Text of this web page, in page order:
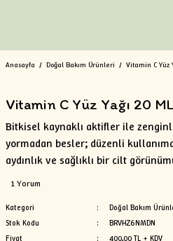
Anasayfa Doğal Bakım Ürünleri Vitamin C Yüz
Vitamin C Yüz Yağı 20 ML
Bitkisel kaynaklı aktifler ile
yormadan besler; düzenli
aydınlık ve sağlıklı bir cilt
1 Yorum
Kategori Doğal Bakım
Stok Kodu
BRVHZ6NMDN
Fiyat
400,00 TL + KDV